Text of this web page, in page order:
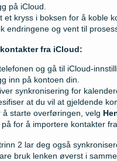
på iCloud.
et kryss i boksen for å koble
endringene og vent til
fra iCloud:
og gå til iCloud-
inn på kontoen din.
synkronisering for
at du vil at gjeldende
å starte overføringen, velg
på for å importere kontakter
2 lar deg også
bruk lenken øverst i